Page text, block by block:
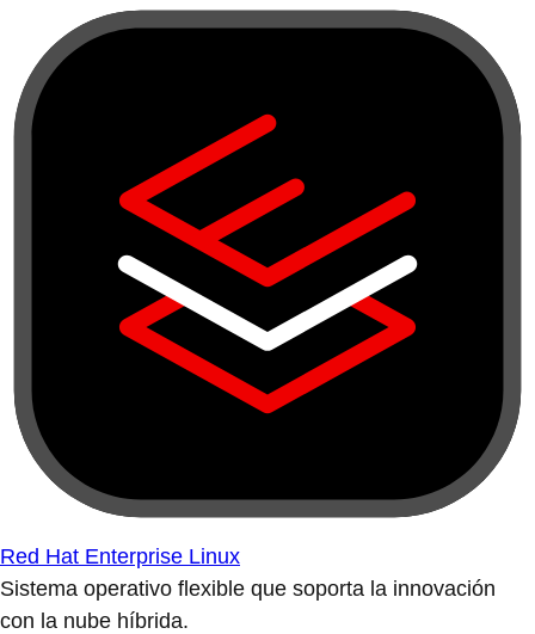
Red Hat Enterprise Linux
Sistema operativo flexible que soporta la innovación
con la nube híbrida.